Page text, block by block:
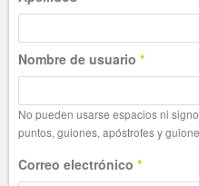
Nombre de usuario *
No pueden usarse espacios ni
puntos, guiones, apóstrofes y
Correo electrónico *